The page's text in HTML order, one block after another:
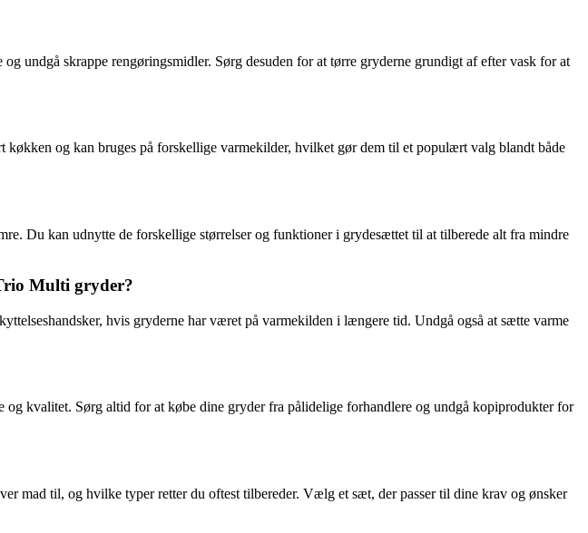
undgå skrappe rengøringsmidler. Sørg desuden for at tørre gryderne grundigt af efter vask for at
og kan bruges på forskellige varmekilder, hvilket gør dem til et populært valg blandt både
Du kan udnytte de forskellige størrelser og funktioner i grydesættet til at tilberede alt fra mindre
Multi gryder?
hvis gryderne har været på varmekilden i længere tid. Undgå også at sætte varme
kvalitet. Sørg altid for at købe dine gryder fra pålidelige forhandlere og undgå kopiprodukter for
mad til, og hvilke typer retter du oftest tilbereder. Vælg et sæt, der passer til dine krav og ønsker